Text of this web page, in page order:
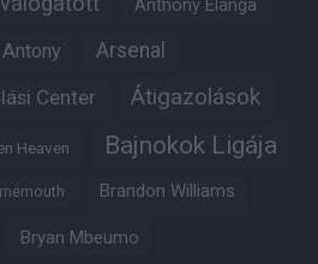
Anthony Elanga
Antony Arsenal
Center Átigazolások
Heaven Bajnokok Ligája
Brandon Williams
Bryan Mbeumo